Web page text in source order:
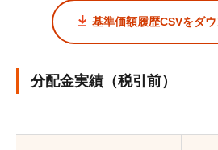
基準価額履歴CSVをダ
分配金実績（税引前）